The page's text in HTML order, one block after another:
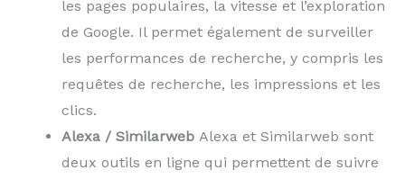
les pages populaires, la vitesse et l’exploration
de Google. Il permet également de surveiller
les performances de recherche, y compris les
requêtes de recherche, les impressions et les
clics.
Alexa / Similarweb Alexa et Similarweb sont
deux outils en ligne qui permettent de suivre